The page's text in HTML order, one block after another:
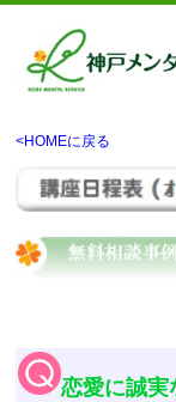
<HOMEに戻る
恋愛に誠実